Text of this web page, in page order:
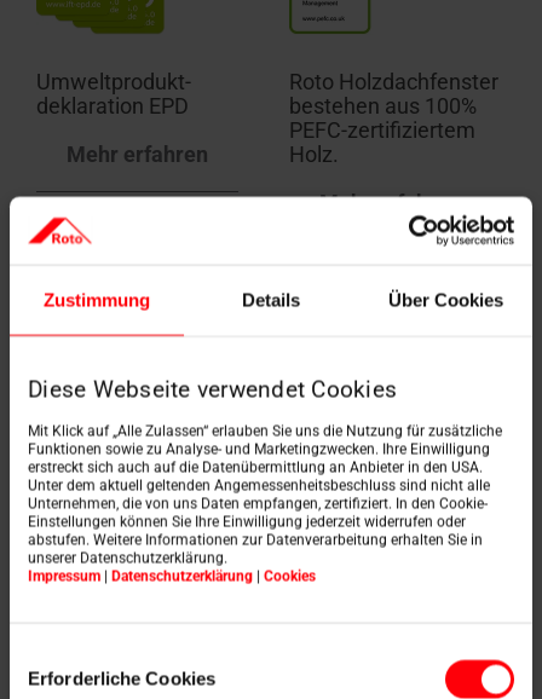
Zustimmung Details Über Cookies
Diese Webseite verwendet Cookies
Mit Klick auf „Alle Zulassen“ erlauben Sie uns die Nutzung für zusätzliche
Funktionen sowie zu Analyse- und Marketingzwecken. Ihre Einwilligung
erstreckt sich auch auf die Datenübermittlung an Anbieter in den USA.
Unter dem aktuell geltenden Angemessenheitsbeschluss sind nicht alle
Unternehmen, die von uns Daten empfangen, zertifiziert. In den Cookie-
Einstellungen können Sie Ihre Einwilligung jederzeit widerrufen oder
abstufen. Weitere Informationen zur Datenverarbeitung erhalten Sie in
unserer Datenschutzerklärung.
Impressum | Datenschutzerklärung | Cookies
Erforderliche Cookies
Umweltprodukt­
deklaration EPD
Mehr erfahren
Roto Holzdachfenster
bestehen aus 100%
PEFC-zertifiziertem
Holz.
Mehr erfahren
Minergie-Modul
Zertifikate
Mehr erfahren
Energieetikette
Mehr erfahren